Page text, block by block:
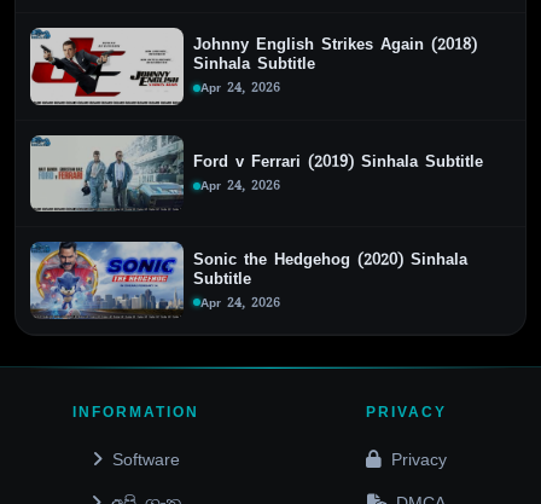
Johnny English Strikes Again (2018)
Sinhala Subtitle
Apr 24, 2026
Ford v Ferrari (2019) Sinhala Subtitle
Apr 24, 2026
Sonic the Hedgehog (2020) Sinhala
Subtitle
Apr 24, 2026
INFORMATION
Software
PRIVACY
Privacy